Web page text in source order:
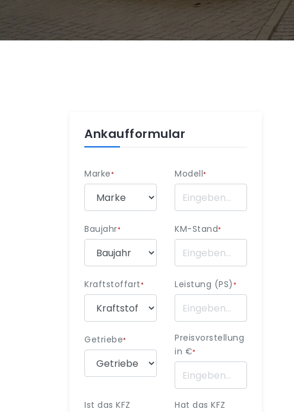
Ankaufformular
Marke* Modell*
Baujahr* KM-Stand*
Kraftstoffart* Leistung (PS) *
Getriebe*
Preisvorstellung
in €*
Ist das KFZ
Hat das KFZ